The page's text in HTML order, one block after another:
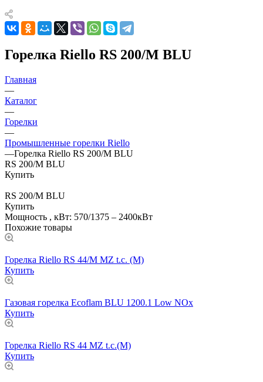
Горелка Riello RS 200/M BLU
Главная
—
Каталог
—
Горелки
—
Промышленные горелки Riello
—Горелка Riello RS 200/M BLU
RS 200/M BLU
Купить
RS 200/M BLU
Купить
Мощность , кВт: 570/1375 – 2400кВт
Похожие товары
Горелка Riello RS 44/M MZ t.c. (M)
Купить
Газовая горелка Ecoflam BLU 1200.1 Low NOx
Купить
Горелка Riello RS 44 MZ t.c.(M)
Купить